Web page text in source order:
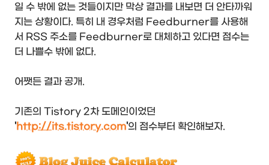
일 수 밖에 없는 것들이지만 막상 결과를 내보면 더 안타까워
지는 상황이다. 특히 내 경우처럼 Feedburner를 사용해
서 RSS 주소를 Feedburner로 대체하고 있다면 점수는
더 나쁠수 밖에 없다.
어쨋든 결과 공개.
기존의 Tistory 2차 도메인이었던
'http://its.tistory.com'의 점수부터 확인해보자.